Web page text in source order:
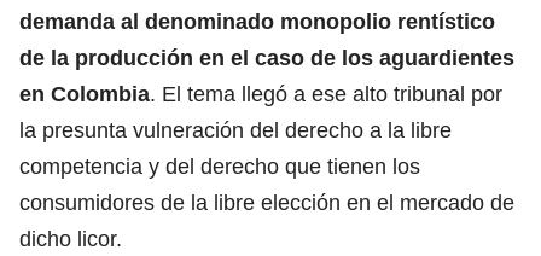
demanda al denominado monopolio rentístico
de la producción en el caso de los aguardientes
en Colombia. El tema llegó a ese alto tribunal por
la presunta vulneración del derecho a la libre
competencia y del derecho que tienen los
consumidores de la libre elección en el mercado de
dicho licor.